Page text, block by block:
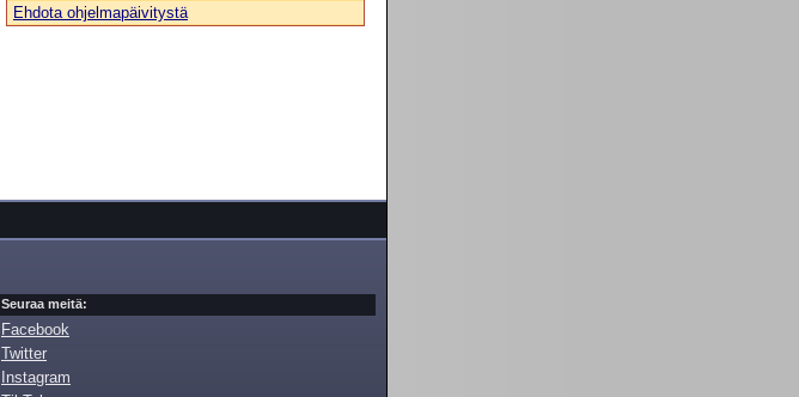
Ehdota ohjelmapäivitystä
Seuraa meitä:
Facebook
Twitter
Instagram